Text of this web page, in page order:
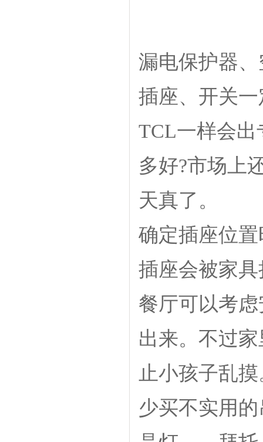
漏电保护器
插座、开关
TCL一样会出
多好?市场上
天真了。
确定插座位
插座会被家
餐厅可以考
出来。不过
止小孩子乱
少买不实用